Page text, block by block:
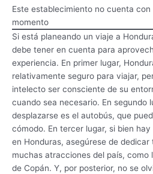
Este establecimiento no cuenta
momento
Si está planeando un viaje a
debe tener en cuenta para
experiencia. En primer lugar,
relativamente seguro para viajar,
intelecto ser consciente de su
cuando sea necesario. En segundo
desplazarse es el autobús, que
cómodo. En tercer lugar, si bien
en Honduras, asegúrese de
muchas atracciones del país, como
de Copán. Y, por posterior, no se